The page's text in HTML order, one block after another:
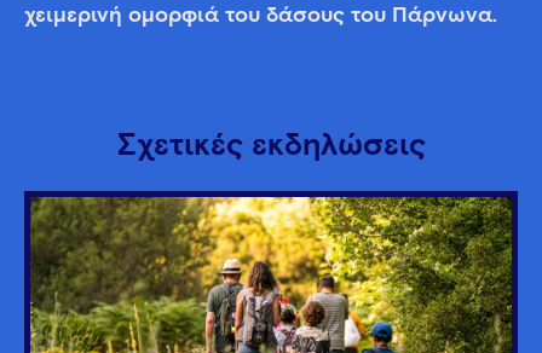
χειμερινή ομορφιά του δάσους του Πάρνωνα.
Σχετικές εκδηλώσεις